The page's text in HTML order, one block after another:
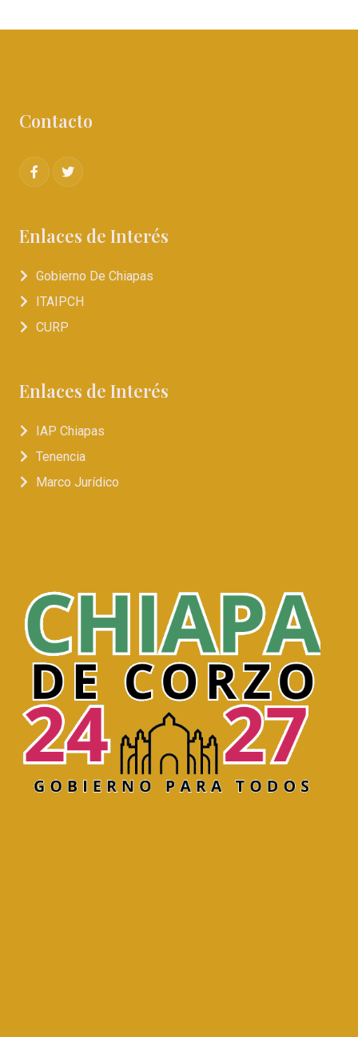
Contacto
Enlaces de Interés
Gobierno De Chiapas
ITAIPCH
CURP
Enlaces de Interés
IAP Chiapas
Tenencia
Marco Jurídico